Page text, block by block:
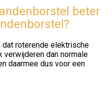
beter
roterende elektrische
dan normale
daarmee dus voor een